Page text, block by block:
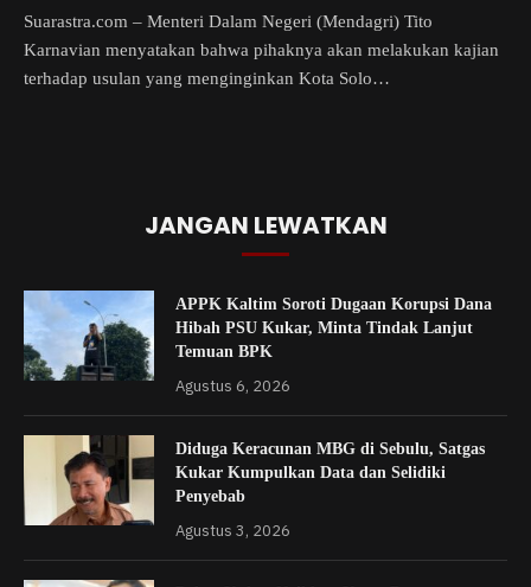
Suarastra.com – Menteri Dalam Negeri (Mendagri) Tito
Karnavian menyatakan bahwa pihaknya akan melakukan kajian
terhadap usulan yang menginginkan Kota Solo…
JANGAN LEWATKAN
APPK Kaltim Soroti Dugaan Korupsi Dana
Hibah PSU Kukar, Minta Tindak Lanjut
Temuan BPK
Agustus 6, 2026
Diduga Keracunan MBG di Sebulu, Satgas
Kukar Kumpulkan Data dan Selidiki
Penyebab
Agustus 3, 2026